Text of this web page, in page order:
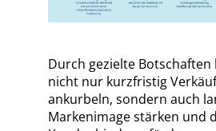
Durch gezielte Botschaften
nicht nur kurzfristig
ankurbeln, sondern auch
Markenimage stärken und